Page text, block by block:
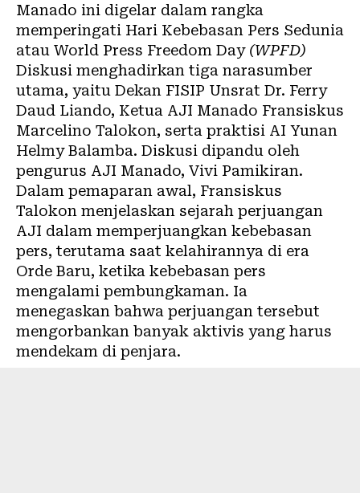
Manado ini digelar dalam rangka
memperingati Hari Kebebasan Pers Sedunia
atau World Press Freedom Day(WPFD)
Diskusi menghadirkan tiga narasumber
utama, yaitu Dekan FISIP Unsrat Dr. Ferry
Daud Liando, Ketua AJI Manado Fransiskus
Marcelino Talokon, serta praktisi AI Yunan
Helmy Balamba. Diskusi dipandu oleh
pengurus AJI Manado, Vivi Pamikiran.
Dalam pemaparan awal, Fransiskus
Talokon menjelaskan sejarah perjuangan
AJI dalam memperjuangkan kebebasan
pers, terutama saat kelahirannya di era
Orde Baru, ketika kebebasan pers
mengalami pembungkaman. Ia
menegaskan bahwa perjuangan tersebut
mengorbankan banyak aktivis yang harus
mendekam di penjara.